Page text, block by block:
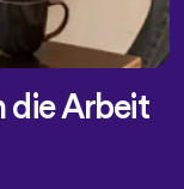
die Arbeit